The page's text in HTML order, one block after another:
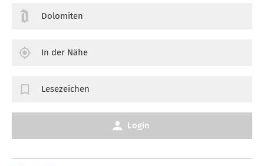
Dolomiten
In der Nähe
Lesezeichen
Login